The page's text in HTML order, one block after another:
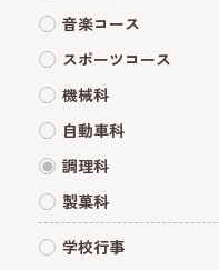
音楽コース
スポーツコース
機械科
自動車科
調理科
製菓科
学校行事